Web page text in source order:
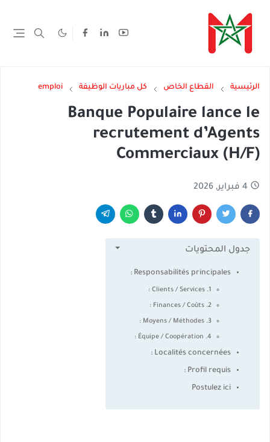
الرئيسية القطاع الخاص كل مباريات الوظيفة emploi
Banque Populaire lance le
recrutement d’Agents
Commerciaux (H/F)
4 فبراير, 2026
جدول المحتويات
Responsabilités principales :
1. Clients / Services :
2. Finances / Coûts :
3. Moyens / Méthodes :
4. Équipe / Coopération :
Localités concernées :
Profil requis :
Postulez ici